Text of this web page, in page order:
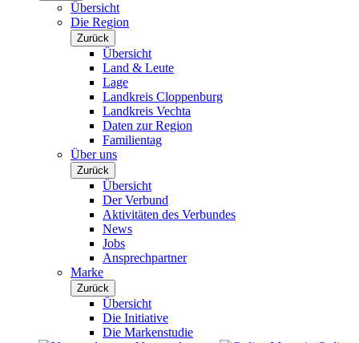
Übersicht
Die Region
Zurück
Übersicht
Land & Leute
Lage
Landkreis Cloppenburg
Landkreis Vechta
Daten zur Region
Familientag
Über uns
Zurück
Übersicht
Der Verbund
Aktivitäten des Verbundes
News
Jobs
Ansprechpartner
Marke
Zurück
Übersicht
Die Initiative
Die Markenstudie